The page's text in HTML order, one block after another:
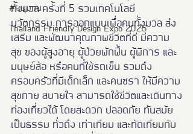
#หนุมาน
Thailand Friendly Design Expo 2026
ทั้งมวล ครั้งที่ 5 รวมเทคโนโลยี
นวัตกรรม การออกแบบเพื่อคนทั้งมวล ส่ง
เสริม และพัฒนาคุณภาพขีวิตที่ดี มีความ
สุข ของผู้สูงอายุ ผู้ป่วยพักฟื้น ผู้พิการ และ
มนุษย์ล้อ หรือคนที่ใข้รถเข็น รวมถึง
ครอบครัวที่มีเด็กเล็ก และคนชรา ให้มีความ
สุขกาย สบายใจ สามารถใช้ขีวิตและเดินทาง
ท่องเที่ยวได้ โดยสะดวก ปลอดภัย ทันสมัย
เป็นธรรม ทั่วถึง เท่าเทียม และทัดเทียมกับ